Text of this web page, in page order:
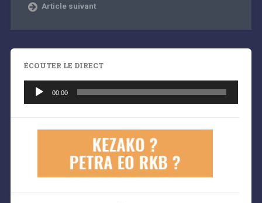
Article suivant
ÉCOUTER LE DIRECT
audio
00:00